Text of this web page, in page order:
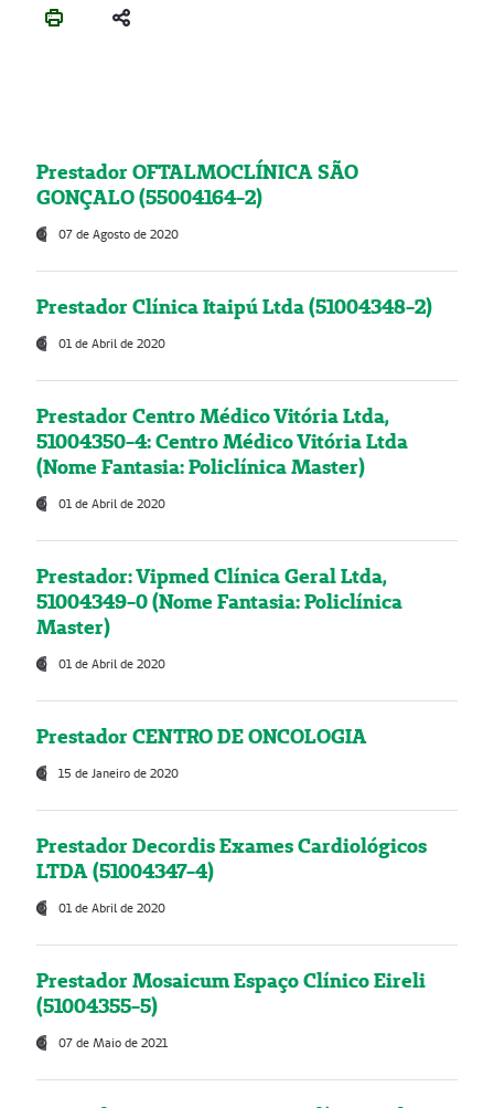
Prestador OFTALMOCLÍNICA SÃO
GONÇALO (55004164-2)
07 de Agosto de 2020
Prestador Clínica Itaipú Ltda (51004348-2)
01 de Abril de 2020
Prestador Centro Médico Vitória Ltda,
51004350-4: Centro Médico Vitória Ltda
(Nome Fantasia: Policlínica Master)
01 de Abril de 2020
Prestador: Vipmed Clínica Geral Ltda,
51004349-0 (Nome Fantasia: Policlínica
Master)
01 de Abril de 2020
Prestador CENTRO DE ONCOLOGIA
15 de Janeiro de 2020
Prestador Decordis Exames Cardiológicos
LTDA (51004347-4)
01 de Abril de 2020
Prestador Mosaicum Espaço Clínico Eireli
(51004355-5)
07 de Maio de 2021